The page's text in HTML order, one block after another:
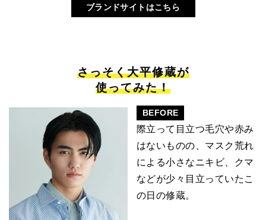
ブランドサイトはこちら
さっそく大平修蔵が
使ってみた！
BEFORE
際立って目立つ毛穴や赤み
はないものの、マスク荒れ
による小さなニキビ、クマ
などが少々目立っていたこ
の日の修蔵。